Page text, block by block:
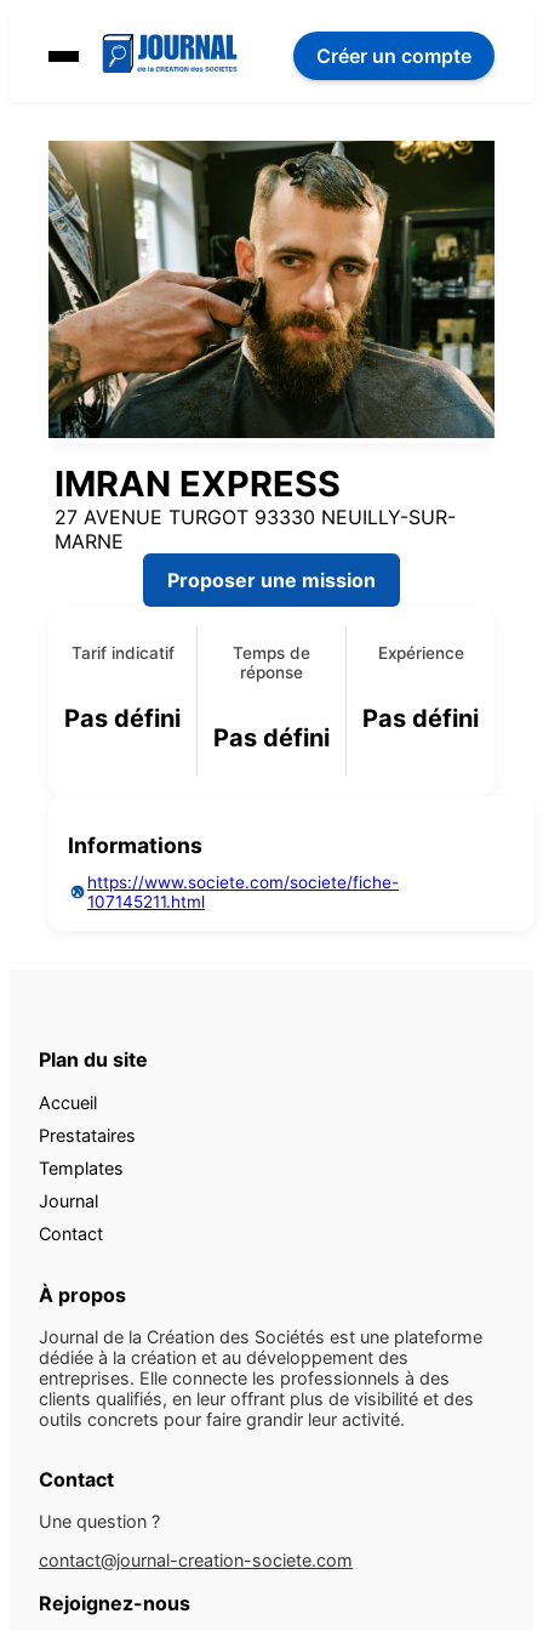
Créer un compte
IMRAN EXPRESS
27 AVENUE TURGOT 93330 NEUILLY-SUR-
MARNE
Proposer une mission
Tarif indicatif
Pas défini
Temps de
réponse
Pas défini
Expérience
Pas défini
Informations
https://www.societe.com/societe/fiche-
107145211.html
Plan du site
Accueil
Prestataires
Templates
Journal
Contact
À propos
Journal de la Création des Sociétés est une plateforme
dédiée à la création et au développement des
entreprises. Elle connecte les professionnels à des
clients qualifiés, en leur offrant plus de visibilité et des
outils concrets pour faire grandir leur activité.
Contact
Une question ?
contact@journal-creation-societe.com
Rejoignez-nous